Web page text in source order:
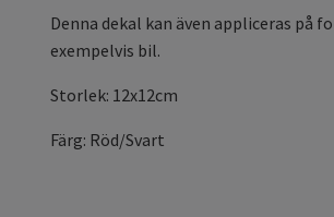
Denna dekal kan även appliceras på
exempelvis bil.
Storlek: 12x12cm
Färg: Röd/Svart